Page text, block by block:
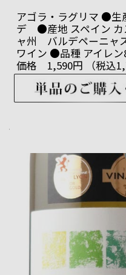
アゴラ・ラグリマ ●生
デ ●産地 スペイン カ
ャ州 バルデペーニャ
ワイン ●品種 アイレ
価格 1,590円 （税込